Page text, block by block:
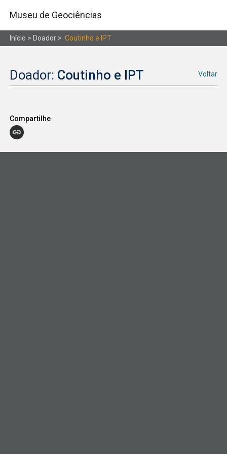
Museu de Geociências
Início > Doador > Coutinho e IPT
Doador: Coutinho e IPT Voltar
Compartilhe